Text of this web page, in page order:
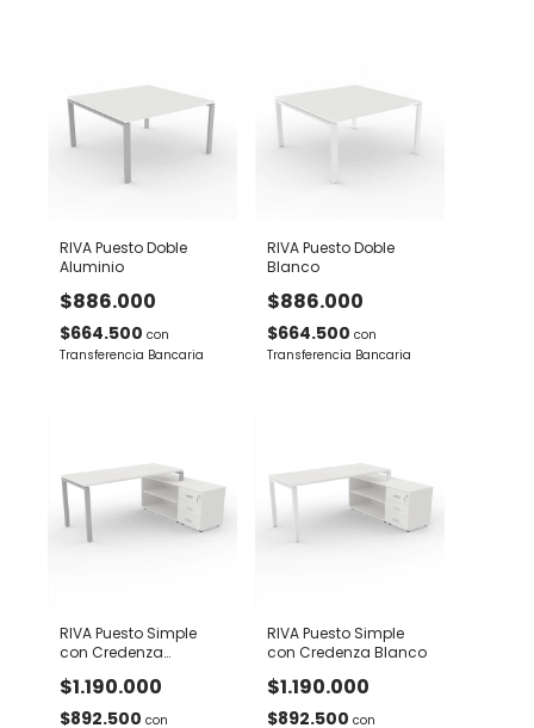
RIVA Puesto Doble
Aluminio
$886.000
$664.500 con
Transferencia Bancaria
RIVA Puesto Doble
Blanco
$886.000
$664.500 con
Transferencia Bancaria
RIVA Puesto Simple
con Credenza
$1.190.000
$892.500 con
RIVA Puesto Simple
con Credenza Blanco
$1.190.000
$892.500 con